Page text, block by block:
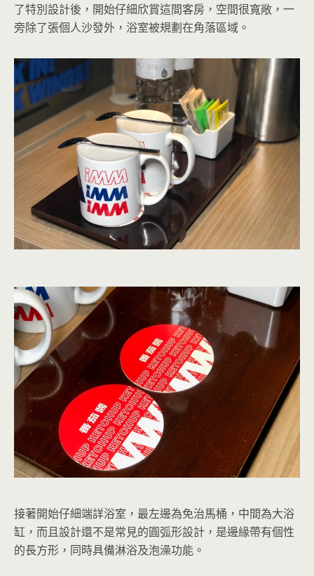
了特別設計後，開始仔細欣賞這間客房，空間很寬敞，一
旁除了張個人沙發外，浴室被規劃在角落區域。
接著開始仔細端詳浴室，最左邊為免治馬桶，中間為大浴
缸，而且設計還不是常見的圓弧形設計，是邊緣帶有個性
的長方形，同時具備淋浴及泡澡功能。